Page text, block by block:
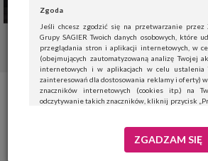
Zgoda
Jeśli chcesz zgodzić się na przetwarzanie przez
Grupy SAGIER Twoich danych osobowych, które
przeglądania stron i aplikacji internetowych, w
(obejmujących zautomatyzowaną analizę Twojej
internetowych i w aplikacjach w celu ustalenia
zainteresowań dla dostosowania reklamy i oferty)
znaczników internetowych (cookies itp.) na
odczytywanie takich znaczników, kliknij przycisk
Jeśli nie chcesz wyrazić zgody, kliknij „Nie teraz”.
Wyrażenie zgody jest dobrowolne. Możesz
ZGADZAM SIĘ
Jak prawidłowo
sauny, czyli kultura